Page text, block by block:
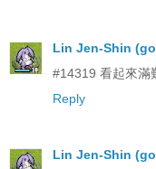
Lin Jen-Shin
#14319 看起來滿
Reply
Lin Jen-Shin